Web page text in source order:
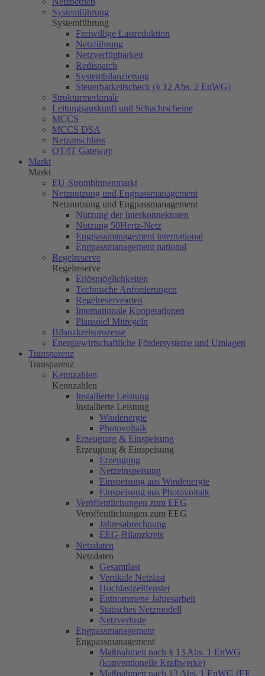
Systemführung
Systemführung
Freiwillige Lastreduktion
Netzführung
Netzverfügbarkeit
Redispatch
Systembilanzierung
Steuerbarkeitscheck (§ 12 Abs. 2 EnWG)
Strukturmerkmale
Leitungsauskunft und Schachtscheine
MCCS
MCCS DSA
Netzanschluss
OT/IT Gateway
Markt
Markt
EU-Strombinnenmarkt
Netznutzung und Engpassmanagement
Netznutzung und Engpassmanagement
Nutzung der Interkonnektoren
Nutzung 50Hertz-Netz
Engpassmanagement international
Engpassmanagement national
Regelreserve
Regelreserve
Erlösmöglichkeiten
Technische Anforderungen
Regelreservearten
Internationale Kooperationen
Planspiel Mitregeln
Bilanzkreisprozesse
Energiewirtschaftliche Fördersysteme und Umlagen
Transparenz
Transparenz
Kennzahlen
Kennzahlen
Installierte Leistung
Installierte Leistung
Windenergie
Photovoltaik
Erzeugung & Einspeisung
Erzeugung & Einspeisung
Erzeugung
Netzeinspeisung
Einspeisung aus Windenergie
Einspeisung aus Photovoltaik
Veröffentlichungen zum EEG
Veröffentlichungen zum EEG
Jahresabrechnung
EEG-Bilanzkreis
Netzdaten
Netzdaten
Gesamtlast
Vertikale Netzlast
Hochlastzeitfenster
Entnommene Jahresarbeit
Statisches Netzmodell
Netzverluste
Engpassmanagement
Engpassmanagement
Maßnahmen nach § 13 Abs. 1 EnWG
(konventionelle Kraftwerke)
Maßnahmen nach 13 Abs. 1 EnWG (EE